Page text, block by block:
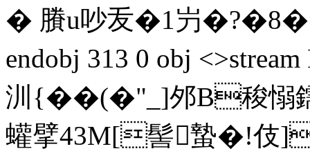
� 賸u吵叐�1屶�?�8�=
endobj 313 0 obj
汌{��(�"_]邜B稄
蠸擘43M[髻蟄�!伎